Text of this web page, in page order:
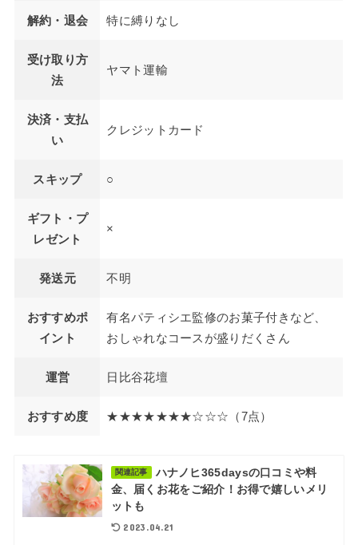
解約・退会 特に縛りなし
受け取り方
法
ヤマト運輸
決済・支払
い
クレジットカード
スキップ ○
ギフト・プ
レゼント
×
発送元 不明
おすすめポ
イント
有名パティシエ監修のお菓子付きなど、
おしゃれなコースが盛りだくさん
運営 日比谷花壇
おすすめ度 ★★★★★★★☆☆☆（7点）
関連記事
ハナノヒ365daysの口コミや料
金、届くお花をご紹介！お得で嬉しいメリ
ットも
2023.04.21